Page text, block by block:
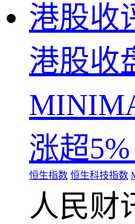
港股收
港股收
涨超
恒生指数 恒生科技指数
人民财